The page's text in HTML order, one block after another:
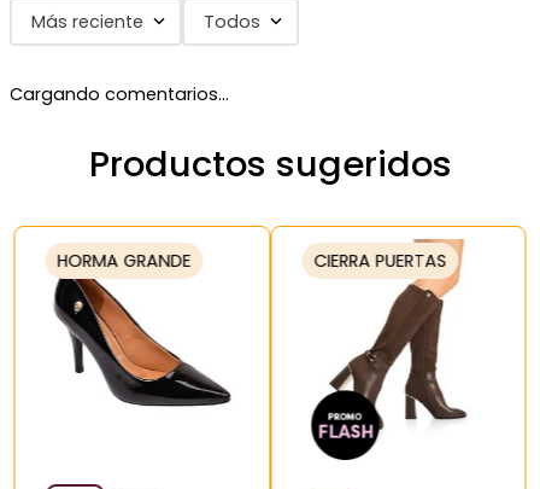
Más reciente Todos
Cargando comentarios…
Productos sugeridos
HORMA GRANDE CIERRA PUERTAS